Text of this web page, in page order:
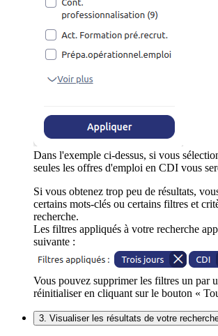
Dans l'exemple ci-dessus, si vous
seules les offres d'emploi en CDI vous
Si vous obtenez trop peu de résultats,
certains mots-clés ou certains filtres et
recherche.
Les filtres appliqués à votre recherche
suivante :
Vous pouvez supprimer les filtres un par
réinitialiser en cliquant sur le bouton «
3. Visualiser les résultats de votre